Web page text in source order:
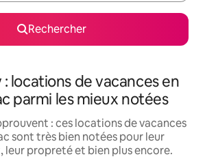
Rechercher
locations de vacances en
parmi les mieux notées
: ces locations de vacances
sont très bien notées pour leur
leur propreté et bien plus encore.